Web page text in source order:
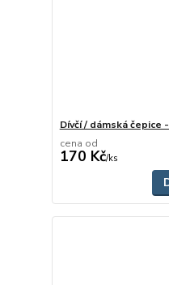
Dívčí / dámská čepice
cena od
170 Kč/ks